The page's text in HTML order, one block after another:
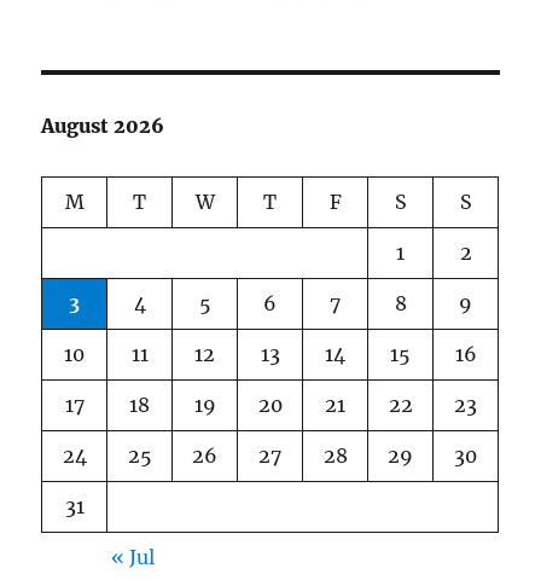
August 2026
M T W T F S S
1 2
3 4 5 6 7 8 9
10 11 12 13 14 15 16
17 18 19 20 21 22 23
24 25 26 27 28 29 30
31
« Jul